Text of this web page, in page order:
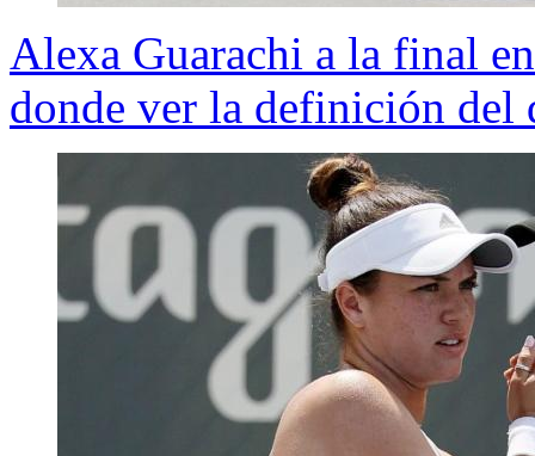
Alexa Guarachi a la final
donde ver la definición del